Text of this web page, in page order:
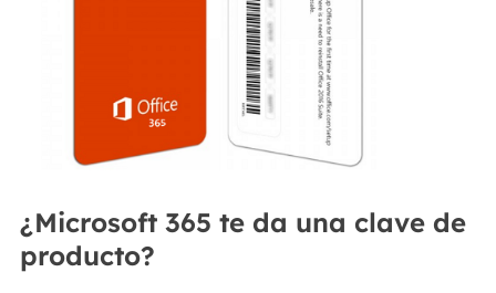
¿Microsoft 365 te da una clave de
producto?